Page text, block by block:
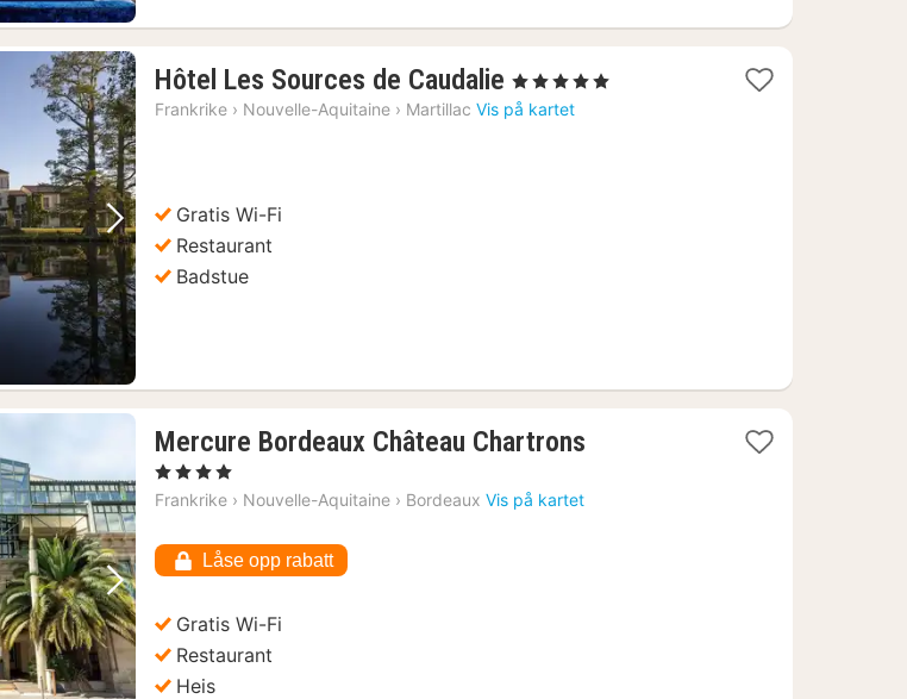
Neste bilde
Hôtel Les Sources de Caudalie 1
natt
, 5 Stjerner
Frankrike › Nouvelle-Aquitaine › Martillac Vis på kartet
Gratis Wi-Fi
Restaurant
Badstue
Neste bilde
Mercure Bordeaux Château Chartrons
, 4 Stjerner
Frankrike › Nouvelle-Aquitaine › Bordeaux Vis på kartet
Låse opp rabatt
Gratis Wi-Fi
Restaurant
Heis